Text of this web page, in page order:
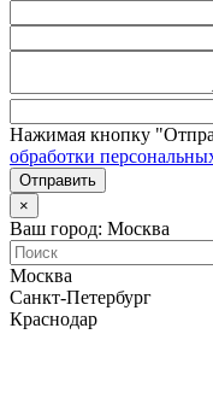
Нажимая кнопку
обработки
Отправить
×
Ваш город: Москва
Москва
Санкт-Петербург
Краснодар